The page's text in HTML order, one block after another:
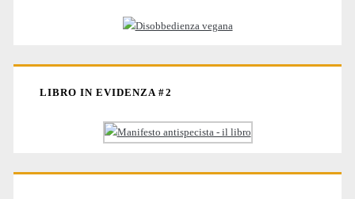
LIBRO IN EVIDENZA #2